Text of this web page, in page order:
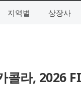
지역별 상장사
콜라, 2026